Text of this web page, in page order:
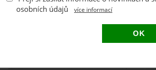
osobních údajů
více informací